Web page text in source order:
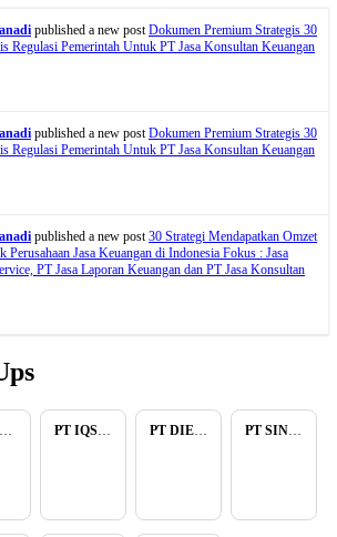
published a new post Dokumen Premium Strategis 30
Regulasi Pemerintah Untuk PT Jasa Konsultan Keuangan
published a new post Dokumen Premium Strategis 30
Regulasi Pemerintah Untuk PT Jasa Konsultan Keuangan
published a new post 30 Strategi Mendapatkan Omzet
Perusahaan Jasa Keuangan di Indonesia Fokus : Jasa
PT Jasa Laporan Keuangan dan PT Jasa Konsultan